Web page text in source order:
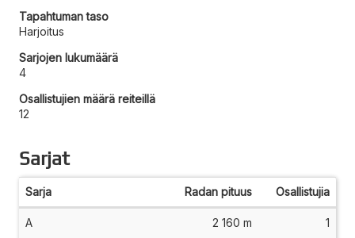
Tapahtuman taso
Harjoitus
Sarjojen lukumäärä
4
Osallistujien määrä reiteillä
12
Sarjat
Sarja Radan pituus Osallistujia
A 2 160 m 1